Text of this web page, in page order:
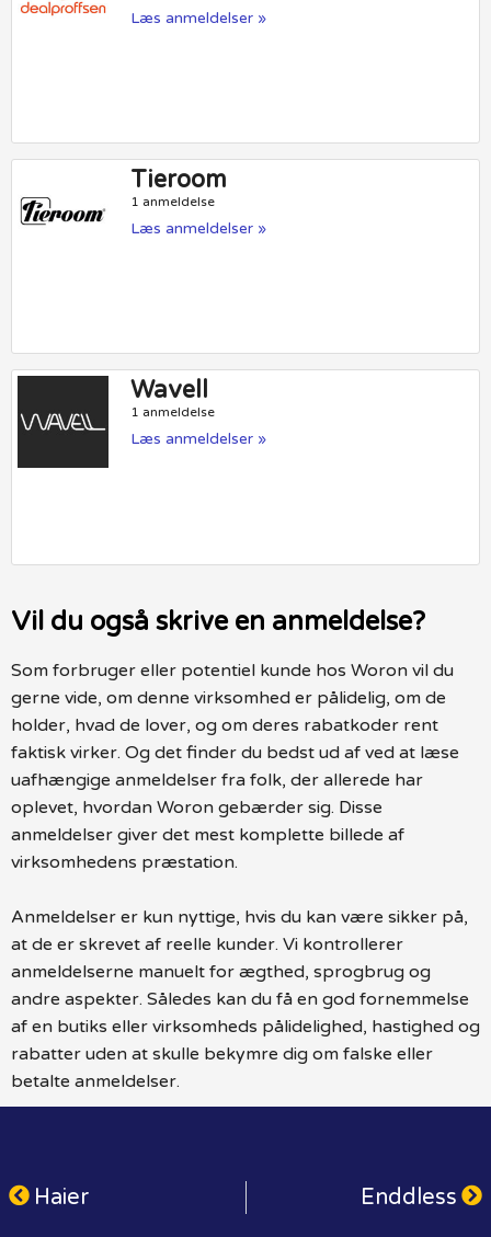
Læs anmeldelser »
Tieroom
1 anmeldelse
Læs anmeldelser »
Wavell
1 anmeldelse
Læs anmeldelser »
Vil du også skrive en anmeldelse?
Som forbruger eller potentiel kunde hos Woron vil du
gerne vide, om denne virksomhed er pålidelig, om de
holder, hvad de lover, og om deres rabatkoder rent
faktisk virker. Og det finder du bedst ud af ved at læse
uafhængige anmeldelser fra folk, der allerede har
oplevet, hvordan Woron gebærder sig. Disse
anmeldelser giver det mest komplette billede af
virksomhedens præstation.
Anmeldelser er kun nyttige, hvis du kan være sikker på,
at de er skrevet af reelle kunder. Vi kontrollerer
anmeldelserne manuelt for ægthed, sprogbrug og
andre aspekter. Således kan du få en god fornemmelse
af en butiks eller virksomheds pålidelighed, hastighed og
rabatter uden at skulle bekymre dig om falske eller
betalte anmeldelser.
Haier Enddless